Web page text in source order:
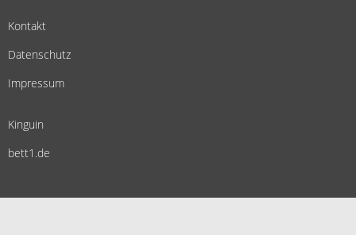
Kontakt
Datenschutz
Impressum
Kinguin
bett1.de